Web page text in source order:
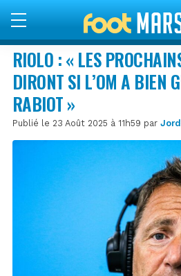
RIOLO : « LES
DIRONT SI L’OM A BIEN
RABIOT »
Publié le 23 Août 2025 à 11h59 par